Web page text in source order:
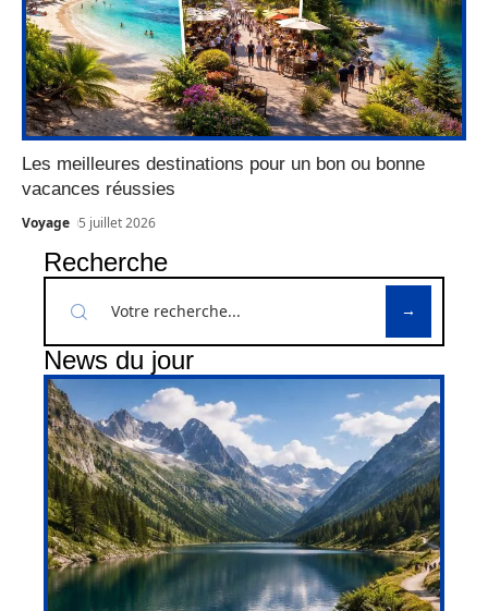
Les meilleures destinations pour un bon ou bonne
vacances réussies
Voyage 5 juillet 2026
Recherche
News du jour